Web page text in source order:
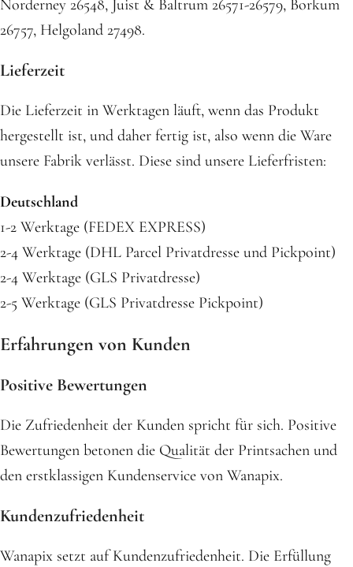
Norderney 26548, Juist & Baltrum 26571-26579, Borkum
26757, Helgoland 27498.
Lieferzeit
Die Lieferzeit in Werktagen läuft, wenn das Produkt
hergestellt ist, und daher fertig ist, also wenn die Ware
unsere Fabrik verlässt. Diese sind unsere Lieferfristen:
Deutschland
1-2 Werktage (FEDEX EXPRESS)
2-4 Werktage (DHL Parcel Privatdresse und Pickpoint)
2-4 Werktage (GLS Privatdresse)
2-5 Werktage (GLS Privatdresse Pickpoint)
Erfahrungen von Kunden
Positive Bewertungen
Die Zufriedenheit der Kunden spricht für sich. Positive
Bewertungen betonen die Qualität der Printsachen und
den erstklassigen Kundenservice von Wanapix.
Kundenzufriedenheit
Wanapix setzt auf Kundenzufriedenheit. Die Erfüllung